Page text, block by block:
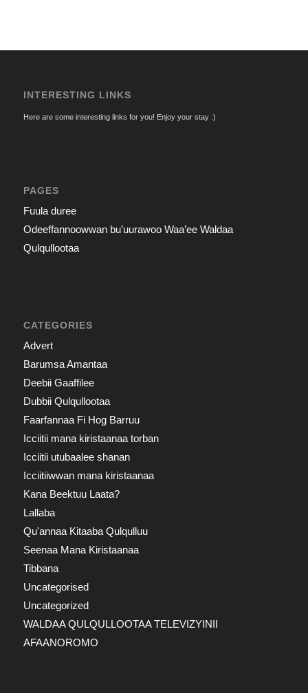
INTERESTING LINKS
Here are some interesting links for you! Enjoy your stay :)
PAGES
Fuula duree
Odeeffannoowwan bu’uurawoo Waa’ee Waldaa
Qulqullootaa
CATEGORIES
Advert
Barumsa Amantaa
Deebii Gaaffilee
Dubbii Qulqullootaa
Faarfannaa Fi Hog Barruu
Icciitii mana kiristaanaa torban
Icciitii utubaalee shanan
Icciitiiwwan mana kiristaanaa
Kana Beektuu Laata?
Lallaba
Qu'annaa Kitaaba Qulqulluu
Seenaa Mana Kiristaanaa
Tibbana
Uncategorised
Uncategorized
WALDAA QULQULLOOTAA TELEVIZYINII
AFAANOROMO